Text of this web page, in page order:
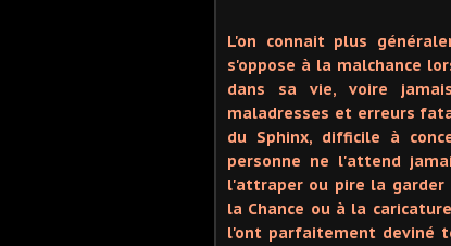
L'on connait plus
s'oppose à la malchance
dans sa vie, voire
maladresses et erreurs
du Sphinx, difficile à
personne ne l'attend
l'attraper ou pire la garder
la Chance ou à la
l'ont parfaitement deviné